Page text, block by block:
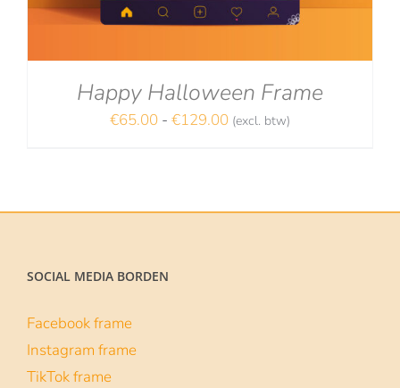
Happy Halloween Frame
€65.00 - €129.00Prijsklasse:
(excl. btw)
SOCIAL MEDIA BORDEN
Facebook frame
Instagram frame
TikTok frame